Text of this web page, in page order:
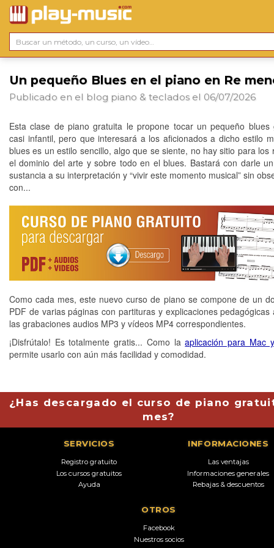
Un pequeño Blues en el piano en Re
Publicado en el blog piano & teclados el 06/07/2026
Esta clase de piano gratuita le propone tocar un pequeño blues
casi infantil, pero que interesará a los aficionados a dicho estilo
blues es un estilo sencillo, algo que se siente, no hay sitio para los
el dominio del arte y sobre todo en el blues. Bastará con darle
sustancia a su interpretación y “vivir este momento musical” sin
con...
Como cada mes, este nuevo curso de piano se compone de un
PDF de varias páginas con partituras y explicaciones pedagógicas
las grabaciones audios MP3 y vídeos MP4 correspondientes.
¡Disfrútalo! Es totalmente gratis... Como laaplicación para Mac
permite usarlo con aún más facilidad y comodidad.
¿Has descargado el curso de piano
mes?
SERVICIOS
Registro gratuito
Los cursos gratuitos
Ayuda
INFORMACIONES
Las ventajas
Informaciones generales
Rebajas & descuentos
OTROS
Facebook
Nuestros socios